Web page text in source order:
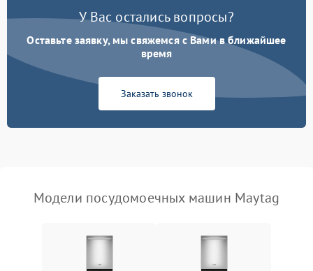
Не работает сушилка 2100 ₽ Подробнее →
Сбои в работе таймера 1700 ₽
У Вас остались вопросы?
Оставьте заявку, мы свяжемся с Вами в ближайшее
время
Заказать звонок
Модели посудомоечных машин Maytag